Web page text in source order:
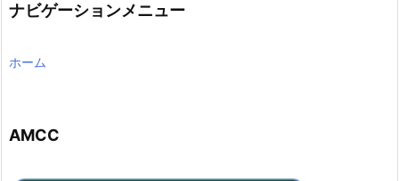
ナビゲーションメニュー
ホーム
AMCC